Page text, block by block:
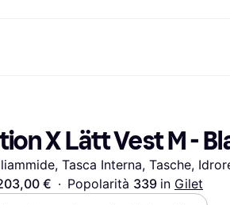
di risparmio
flessibile
deposito vincolato
Telefoni & Wearable
Bambini e Famiglia
Trasporti Motorizzati
Giardino e Patio
Elettrodomestici da Cucina
X Lätt Vest M -
Tasca Interna, Tasche,
€ · Popolarità 339 in Gilet